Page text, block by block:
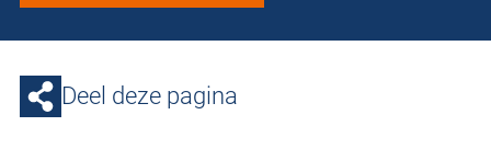
Deel deze pagina